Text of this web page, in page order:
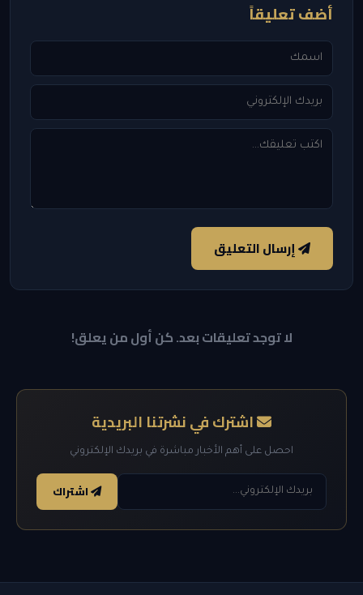
أضف تعليقاً
إرسال التعليق
لا توجد تعليقات بعد. كن أول من يعلق!
اشترك في نشرتنا البريدية
احصل على أهم الأخبار مباشرة في بريدك الإلكتروني
اشتراك